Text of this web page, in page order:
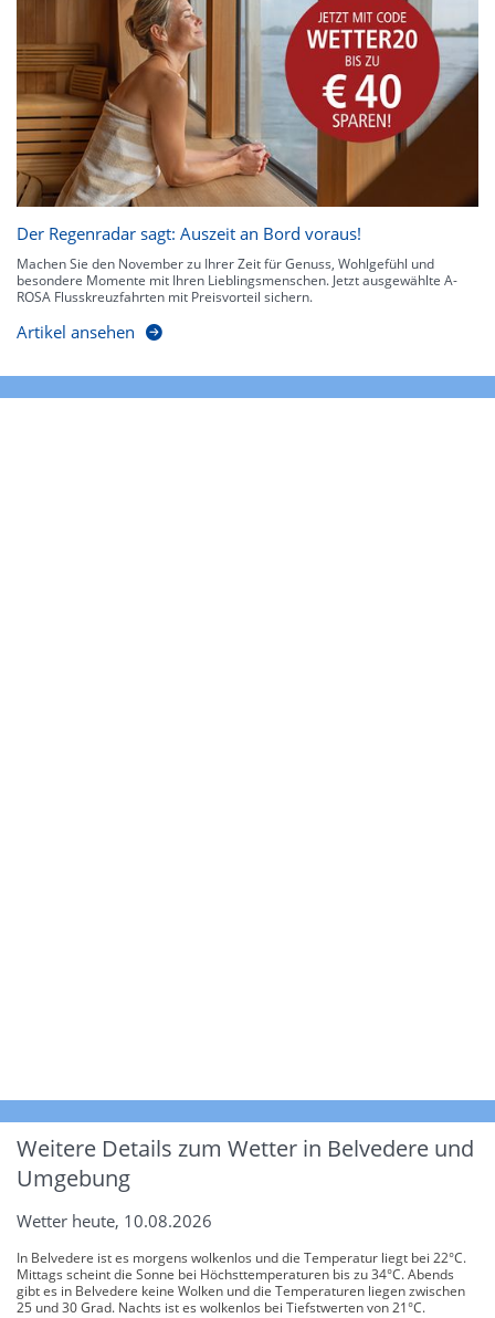
Der Regenradar sagt: Auszeit an Bord voraus!
Machen Sie den November zu Ihrer Zeit für Genuss, Wohlgefühl und
besondere Momente mit Ihren Lieblingsmenschen. Jetzt ausgewählte A-
ROSA Flusskreuzfahrten mit Preisvorteil sichern.
Artikel ansehen
Weitere Details zum Wetter in Belvedere und
Umgebung
Wetter heute, 10.08.2026
In Belvedere ist es morgens wolkenlos und die Temperatur liegt bei 22°C.
Mittags scheint die Sonne bei Höchsttemperaturen bis zu 34°C. Abends
gibt es in Belvedere keine Wolken und die Temperaturen liegen zwischen
25 und 30 Grad. Nachts ist es wolkenlos bei Tiefstwerten von 21°C.